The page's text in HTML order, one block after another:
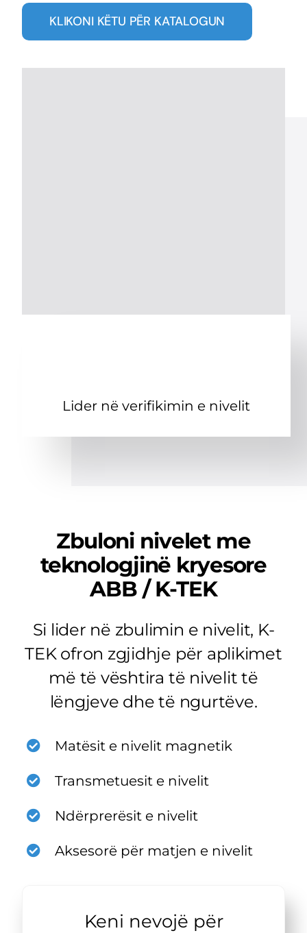
KLIKONI KËTU PËR KATALOGUN
Lider në verifikimin e nivelit
Zbuloni nivelet me
teknologjinë kryesore
ABB / K-TEK
Si lider në zbulimin e nivelit, K-
TEK ofron zgjidhje për aplikimet
më të vështira të nivelit të
lëngjeve dhe të ngurtëve.
Matësit e nivelit magnetik
Transmetuesit e nivelit
Ndërprerësit e nivelit
Aksesorë për matjen e nivelit
Keni nevojë për